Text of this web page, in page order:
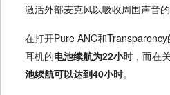
激活外部麦克风以吸收周围声音
在打开Pure ANC和
耳机的电池续航为22小时 ，而在
池续航可以达到40小时。